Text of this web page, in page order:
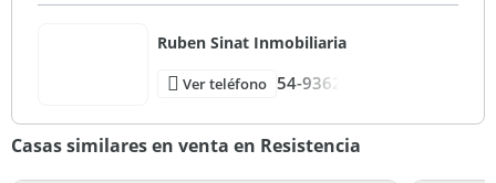
Ruben Sinat Inmobiliaria
Ver teléfono 54-9362
Casas similares en venta en Resistencia